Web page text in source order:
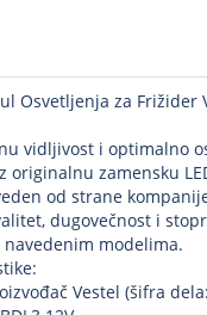
Osvetljenja za Frižider
vidljivost i optimalno
originalnu zamensku
od strane
dugovečnost i
modelima.
Vestel (šifra